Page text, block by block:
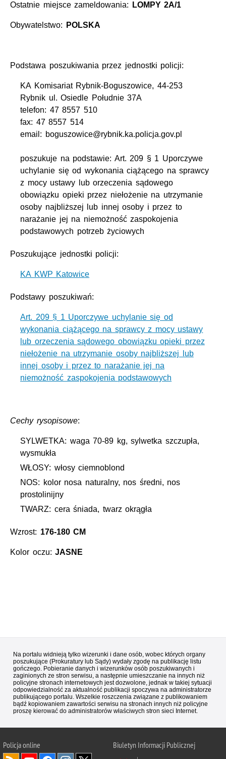
Ostatnie miejsce zameldowania: LOMPY 2A/1
Obywatelstwo: POLSKA
Podstawa poszukiwania przez jednostki policji:
KA Komisariat Rybnik-Boguszowice, 44-253
Rybnik ul. Osiedle Południe 37A
telefon: 47 8557 510
fax: 47 8557 514
email: boguszowice@rybnik.ka.policja.gov.pl
poszukuje na podstawie: Art. 209 § 1 Uporczywe
uchylanie się od wykonania ciążącego na sprawcy
z mocy ustawy lub orzeczenia sądowego
obowiązku opieki przez niełożenie na utrzymanie
osoby najbliższej lub innej osoby i przez to
narażanie jej na niemożność zaspokojenia
podstawowych potrzeb życiowych
Poszukujące jednostki policji:
KA KWP Katowice
Podstawy poszukiwań:
Art. 209 § 1 Uporczywe uchylanie się od
wykonania ciążącego na sprawcy z mocy ustawy
lub orzeczenia sądowego obowiązku opieki przez
niełożenie na utrzymanie osoby najbliższej lub
innej osoby i przez to narażanie jej na
niemożność zaspokojenia podstawowych
Cechy rysopisowe:
SYLWETKA: waga 70-89 kg, sylwetka szczupła,
wysmukła
WŁOSY: włosy ciemnoblond
NOS: kolor nosa naturalny, nos średni, nos
prostolinijny
TWARZ: cera śniada, twarz okrągła
Wzrost: 176-180 CM
Kolor oczu:JASNE
Na portalu widnieją tylko wizerunki i dane osób, wobec których organy
poszukujące (Prokuratury lub Sądy) wydały zgodę na publikację listu
gończego. Pobieranie danych i wizerunków osób poszukiwanych i
zaginionych ze stron serwisu, a następnie umieszczanie na innych niż
policyjne stronach internetowych jest dozwolone, jednak w takiej sytuacji
odpowiedzialność za aktualność publikacji spoczywa na administratorze
publikującego portalu. Wszelkie roszczenia związane z publikowaniem
bądź kopiowaniem zawartości serwisu na stronach innych niż policyjne
proszę kierować do administratorów właściwych stron sieci Internet.
Policjaonline
Biuletyn Informacji Publicznej